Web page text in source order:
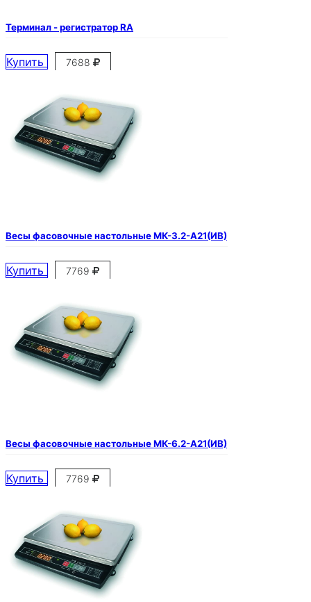
Терминал - регистратор RA
Купить 7688
Весы фасовочные настольные МК-3.2-А21(ИВ)
Купить 7769
Весы фасовочные настольные МК-6.2-А21(ИВ)
Купить 7769